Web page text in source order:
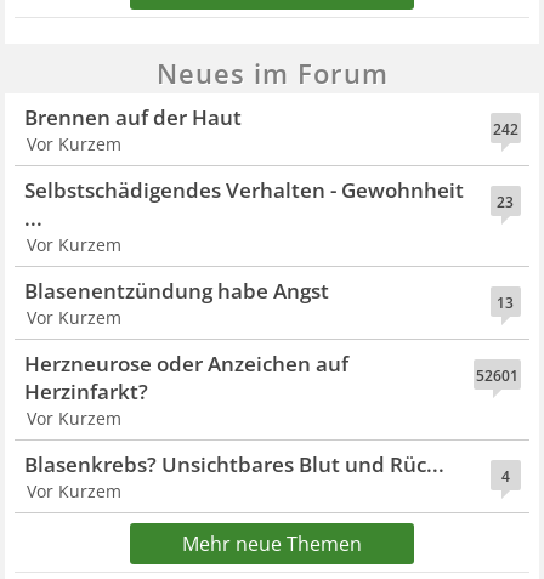
Neues im Forum
242
Brennen auf der Haut
Vor Kurzem
23
Selbstschädigendes Verhalten - Gewohnheit
...
Vor Kurzem
13
Blasenentzündung habe Angst
Vor Kurzem
52601
Herzneurose oder Anzeichen auf
Herzinfarkt?
Vor Kurzem
4
Blasenkrebs? Unsichtbares Blut und Rüc...
Vor Kurzem
Mehr neue Themen